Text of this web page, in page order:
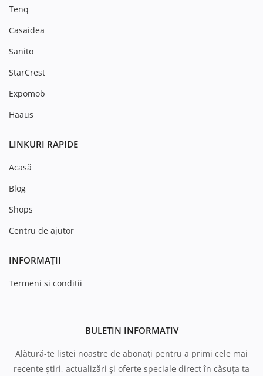
Tenq
Casaidea
Sanito
StarCrest
Expomob
Haaus
LINKURI RAPIDE
Acasă
Blog
Shops
Centru de ajutor
INFORMAȚII
Termeni si conditii
BULETIN INFORMATIV
Alătură-te listei noastre de abonați pentru a primi cele mai
recente știri, actualizări și oferte speciale direct în căsuța ta